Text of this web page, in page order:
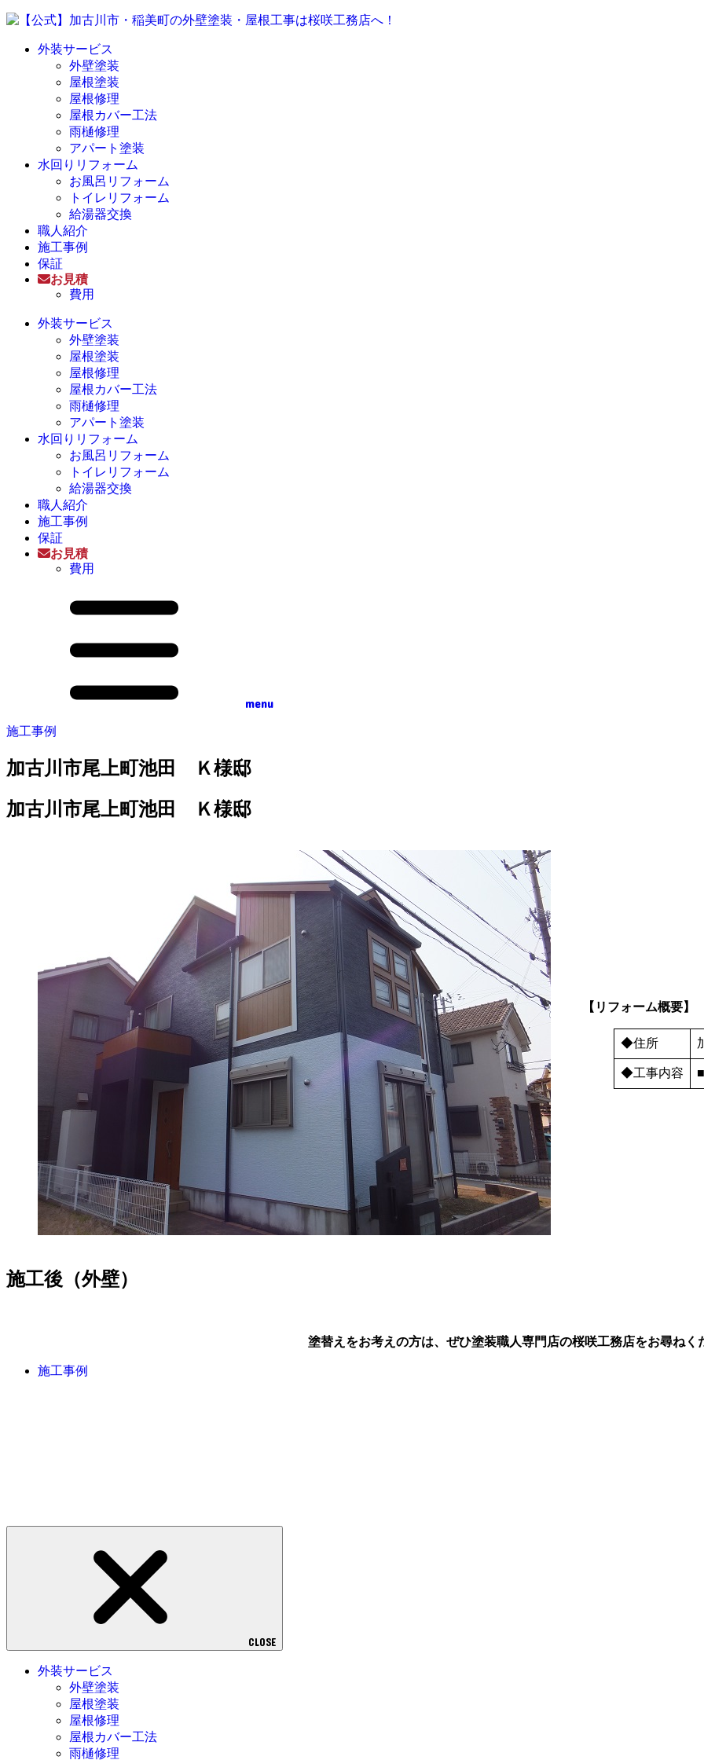
外装サービス
外壁塗装
屋根塗装
屋根修理
屋根カバー工法
雨樋修理
アパート塗装
水回りリフォーム
お風呂リフォーム
トイレリフォーム
給湯器交換
職人紹介
施工事例
保証
お見積
費用
外装サービス
外壁塗装
屋根塗装
屋根修理
屋根カバー工法
雨樋修理
アパート塗装
水回りリフォーム
お風呂リフォーム
トイレリフォーム
給湯器交換
職人紹介
施工事例
保証
お見積
費用
menu
施工事例
加古川市尾上町池田 Ｋ様邸
加古川市尾上町池田 Ｋ様邸
【リフォーム概要】
◆住所
◆工事内容
施工後（外壁）
塗替えをお考えの方は、ぜひ塗装職人専門店の桜咲工務店をお尋ねく
施工事例
CLOSE
外装サービス
外壁塗装
屋根塗装
屋根修理
屋根カバー工法
雨樋修理